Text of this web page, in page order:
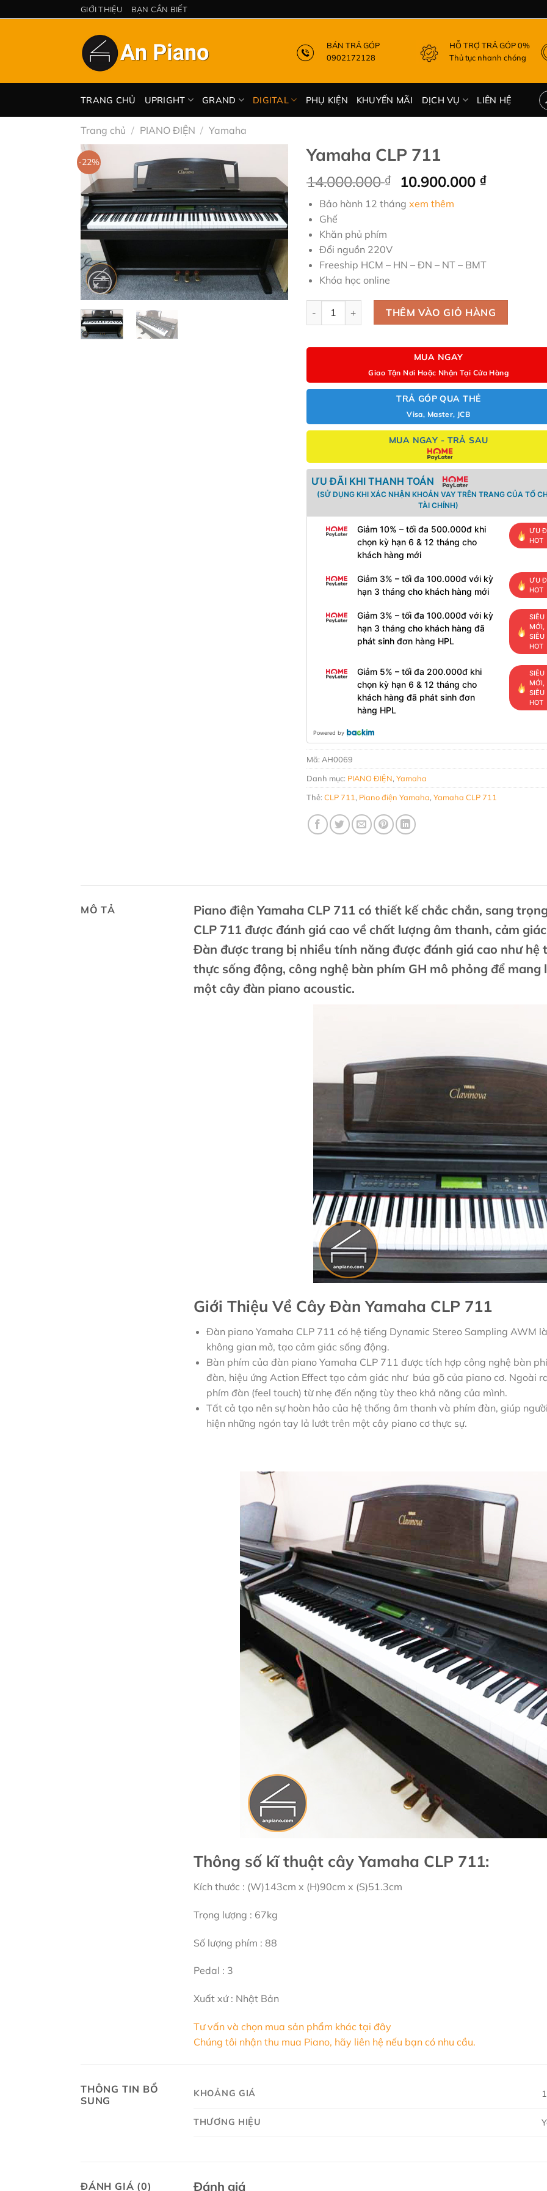
đến
GIỚI THIỆU BẠN CẦN BIẾT
BÁN TRẢ GÓP
0902172128
HỖ TRỢ TRẢ GÓP 0%
Thủ tục nhanh chóng
TRANG CHỦ UPRIGHT GRAND DIGITAL PHỤ KIỆN KHUYẾN MÃI DỊCH VỤ LIÊN HỆ
Trang chủ / PIANO ĐIỆN / Yamaha
-22% Yamaha CLP 711
14.000.000₫
Giá
là:
10.900.000₫Giá
Bảo hành 12 tháng xem thêm
Ghế
Khăn phủ phím
Đổi nguồn 220V
Freeship HCM – HN – ĐN – NT – BMT
Khóa học online
Yamaha CLP 711 số lượngTHÊM VÀO GIỎ HÀNG
MUA NGAY
Giao Tận Nơi Hoặc Nhận Tại Cửa Hàng
TRẢ GÓP QUA THẺ
Visa, Master, JCB
MUA NGAY - TRẢ SAU
ƯU ĐÃI KHI THANH TOÁN
(SỬ DỤNG KHI XÁC NHẬN KHOẢN VAY TRÊN TRANG CỦA TỔ
TÀI CHÍNH)
Giảm 10% – tối đa 500.000đ khi
chọn kỳ hạn 6 & 12 tháng cho
khách hàng mới
ƯU
HOT
Giảm 3% – tối đa 100.000đ với kỳ
hạn 3 tháng cho khách hàng mới
ƯU
HOT
Giảm 3% – tối đa 100.000đ với kỳ
hạn 3 tháng cho khách hàng đã
phát sinh đơn hàng HPL
SIÊU
MỚI,
SIÊU
HOT
Giảm 5% – tối đa 200.000đ khi
chọn kỳ hạn 6 & 12 tháng cho
khách hàng đã phát sinh đơn
hàng HPL
SIÊU
MỚI,
SIÊU
HOT
Powered by
Mã: AH0069
Danh mục: PIANO ĐIỆN, Yamaha
Thẻ: CLP 711, Piano điện Yamaha, Yamaha CLP 711
MÔ TẢ Piano điện Yamaha CLP 711 có thiết kế chắc chắn, sang
CLP 711 được đánh giá cao về chất lượng âm thanh, cảm
Đàn được trang bị nhiều tính năng được đánh giá cao như
thực sống động, công nghệ bàn phím GH mô phỏng để
một cây đàn piano acoustic.
Giới Thiệu Về Cây Đàn Yamaha CLP 711
Đàn piano Yamaha CLP 711 có hệ tiếng Dynamic Stereo Sampling AWM
không gian mở, tạo cảm giác sống động.
Bàn phím của đàn piano Yamaha CLP 711 được tích hợp công nghệ bàn
đàn, hiệu ứng Action Effect tạo cảm giác như búa gõ của piano cơ. Ngoài
phím đàn (feel touch) từ nhẹ đến nặng tùy theo khả năng của mình.
Tất cả tạo nên sự hoàn hảo của hệ thống âm thanh và phím đàn, giúp
hiện những ngón tay lả lướt trên một cây piano cơ thực sự.
Thông số kĩ thuật cây Yamaha CLP 711:
Kích thước : (W)143cm x (H)90cm x (S)51.3cm
Trọng lượng : 67kg
Số lượng phím : 88
Pedal : 3
Xuất xứ : Nhật Bản
Tư vấn và chọn mua sản phẩm khác tại đây
Chúng tôi nhận thu mua Piano, hãy liên hệ nếu bạn có nhu cầu.
THÔNG TIN BỔ
SUNG
KHOẢNG GIÁ
THƯƠNG HIỆU
ĐÁNH GIÁ (0) Đánh giá